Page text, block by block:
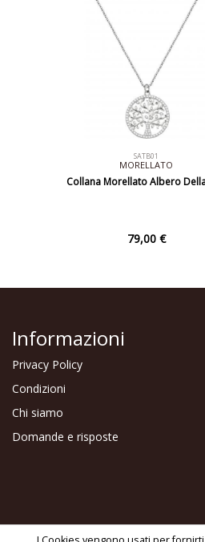
SATB01
MORELLATO
Collana Morellato Albero
79,00 €
Informazioni
Privacy Policy
Condizioni
Chi siamo
Domande e risposte